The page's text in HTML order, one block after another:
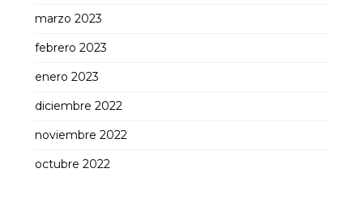
marzo 2023
febrero 2023
enero 2023
diciembre 2022
noviembre 2022
octubre 2022